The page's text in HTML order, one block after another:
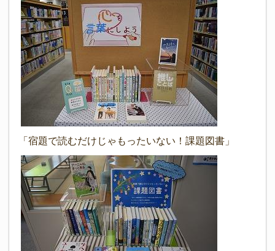
「宿題で読むだけじゃもったいない！課題図書」